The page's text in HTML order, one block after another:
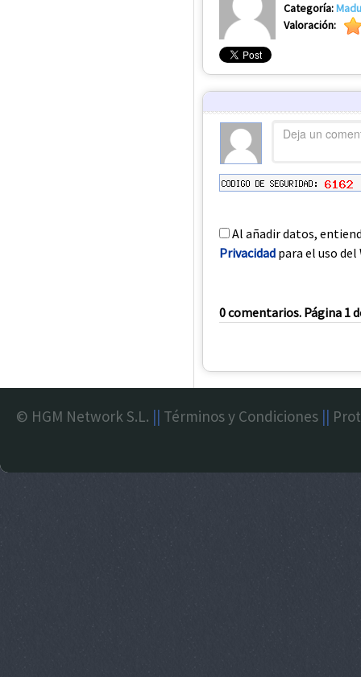
Categoría:
Valoración:
Al añadir datos,
Privacidad para el uso del
0 comentarios. Página 1
© HGM Network S.L. || Términos y Condiciones ||